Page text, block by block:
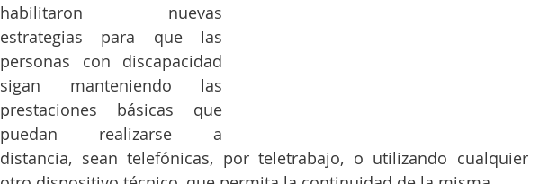
habilitaron nuevas
estrategias para que las
personas con discapacidad
sigan manteniendo las
prestaciones básicas que
puedan realizarse a
distancia, sean telefónicas, por teletrabajo, o utilizando cualquier